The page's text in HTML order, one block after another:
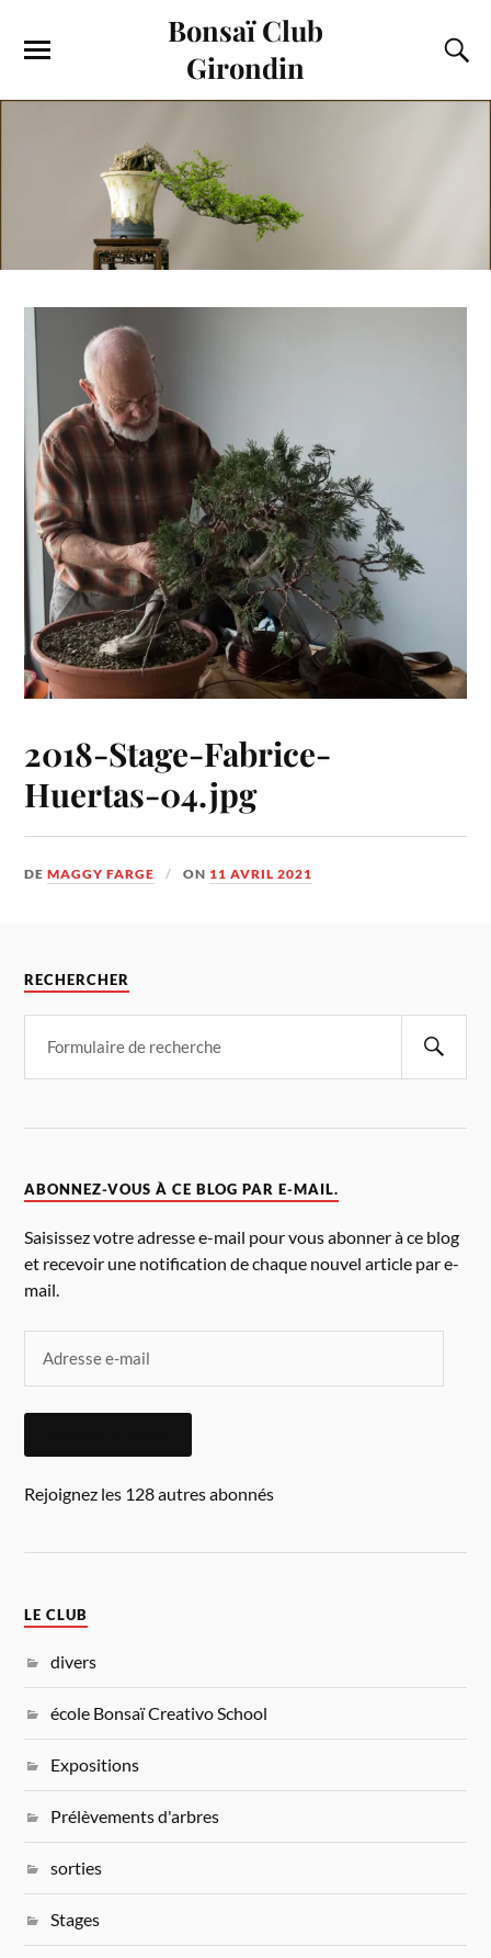
Bonsaï Club
Girondin
2018-Stage-Fabrice-
Huertas-04.jpg
DEMAGGY FARGE ON 11 AVRIL 2021
RECHERCHER
ABONNEZ-VOUS À CE BLOG PAR E-MAIL.
Saisissez votre adresse e-mail pour vous abonner à ce blog
et recevoir une notification de chaque nouvel article par e-
mail.
Rejoignez les 128 autres abonnés
LE CLUB
divers
école Bonsaï Creativo School
Expositions
Prélèvements d'arbres
sorties
Stages